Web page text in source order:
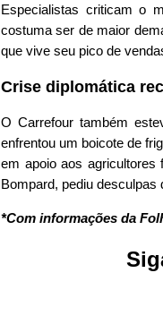
Especialistas criticam o
costuma ser de maior
que vive seu pico de
Crise diplomática
O Carrefour também
enfrentou um boicote de
em apoio aos agricultores
Bompard, pediu desculpas
*Com informações da